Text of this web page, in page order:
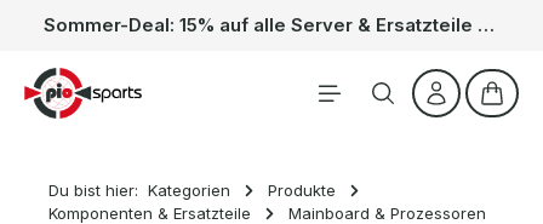
Zum Hauptinhalt springen Sommer-Deal: 15% auf alle Server & Ersatzteile – Kein Code nötig, der Rabatt wird automatisch im Warenkorb abgezogen. Gültig vom 01.06. bis 31.08.
Du bist hier: Kategorien
Produkte
Komponenten & Ersatzteile
Mainboard & Prozessoren